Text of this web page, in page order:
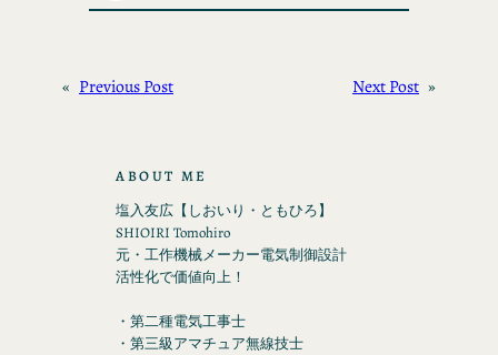
« Previous Post Next Post »
ABOUT ME
塩入友広【しおいり・ともひろ】
SHIOIRI Tomohiro
元・工作機械メーカー電気制御設計
活性化で価値向上！
・第二種電気工事士
・第三級アマチュア無線技士